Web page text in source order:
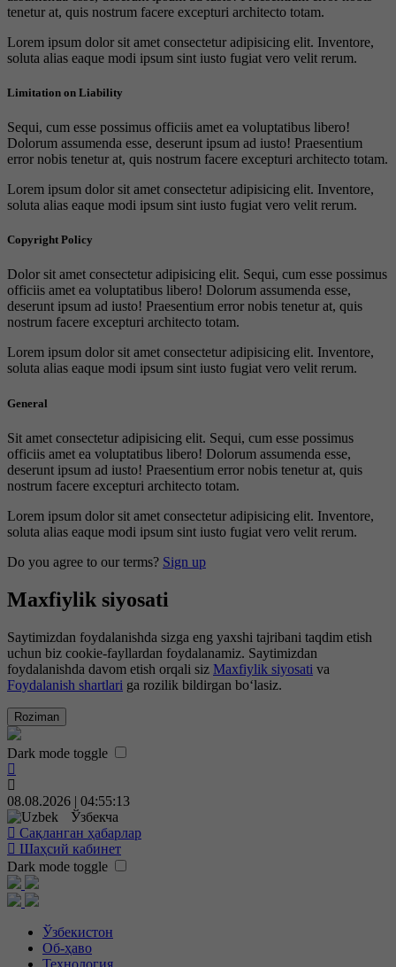
tenetur at, quis nostrum facere excepturi architecto totam.
Lorem ipsum dolor sit amet consectetur adipisicing elit. Inventore,
soluta alias eaque modi ipsum sint iusto fugiat vero velit rerum.
Limitation on Liability
Sequi, cum esse possimus officiis amet ea voluptatibus libero!
Dolorum assumenda esse, deserunt ipsum ad iusto! Praesentium
error nobis tenetur at, quis nostrum facere excepturi architecto totam.
Lorem ipsum dolor sit amet consectetur adipisicing elit. Inventore,
soluta alias eaque modi ipsum sint iusto fugiat vero velit rerum.
Copyright Policy
Dolor sit amet consectetur adipisicing elit. Sequi, cum esse possimus
officiis amet ea voluptatibus libero! Dolorum assumenda esse,
deserunt ipsum ad iusto! Praesentium error nobis tenetur at, quis
nostrum facere excepturi architecto totam.
Lorem ipsum dolor sit amet consectetur adipisicing elit. Inventore,
soluta alias eaque modi ipsum sint iusto fugiat vero velit rerum.
General
Sit amet consectetur adipisicing elit. Sequi, cum esse possimus
officiis amet ea voluptatibus libero! Dolorum assumenda esse,
deserunt ipsum ad iusto! Praesentium error nobis tenetur at, quis
nostrum facere excepturi architecto totam.
Lorem ipsum dolor sit amet consectetur adipisicing elit. Inventore,
soluta alias eaque modi ipsum sint iusto fugiat vero velit rerum.
Do you agree to our terms? Sign up
Maxfiylik siyosati
Saytimizdan foydalanishda sizga eng yaxshi tajribani taqdim etish
uchun biz cookie-fayllardan foydalanamiz. Saytimizdan
foydalanishda davom etish orqali siz Maxfiylik siyosati va
Foydalanish shartlari ga rozilik bildirgan bo‘lasiz.
Roziman
Dark mode toggle
08.08.2026 | 04:55:14
Ўзбекча
Сақланган ҳабарлар
Шаҳсий кабинет
Dark mode toggle
Ўзбекистон
Об-ҳаво
Технология